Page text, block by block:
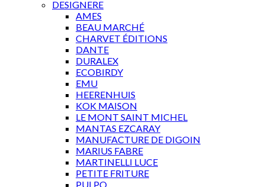
DESIGNERE
AMES
BEAU MARCHÉ
CHARVET ÉDITIONS
DANTE
DURALEX
ECOBIRDY
EMU
HEERENHUIS
KOK MAISON
LE MONT SAINT MICHEL
MANTAS EZCARAY
MANUFACTURE DE DIGOIN
MARIUS FABRE
MARTINELLI LUCE
PETITE FRITURE
PULPO